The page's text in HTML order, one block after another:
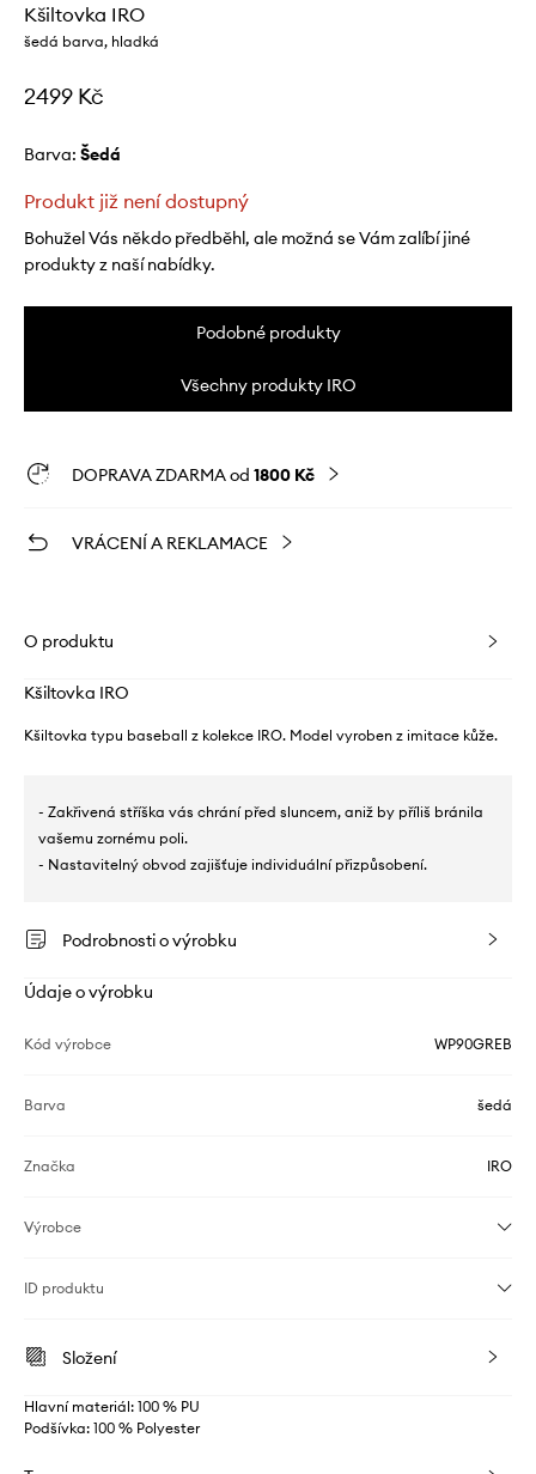
Kšiltovka IRO
šedá barva, hladká
2499 Kč
Barva: šedá
Produkt již není dostupný
Bohužel Vás někdo předběhl, ale možná se Vám zalíbí jiné
produkty z naší nabídky.
Podobné produkty
Všechny produkty IRO
DOPRAVA ZDARMA od 1800 Kč
VRÁCENÍ A REKLAMACE
O produktu
Kšiltovka IRO
Kšiltovka typu baseball z kolekce IRO. Model vyroben z imitace kůže.
- Zakřivená stříška vás chrání před sluncem, aniž by příliš bránila
vašemu zornému poli.
- Nastavitelný obvod zajišťuje individuální přizpůsobení.
Podrobnosti o výrobku
Údaje o výrobku
Kód výrobce WP90GREB
Barva šedá
Značka IRO
Výrobce
ID produktu
Složení
Hlavní materiál: 100 % PU
Podšívka: 100 % Polyester